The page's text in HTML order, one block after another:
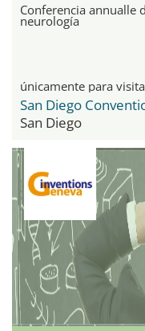
Conferencia annualle
neurología
únicamente para
San Diego
San Diego